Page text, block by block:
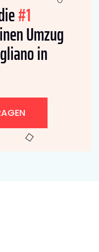
#1
Umzug
in